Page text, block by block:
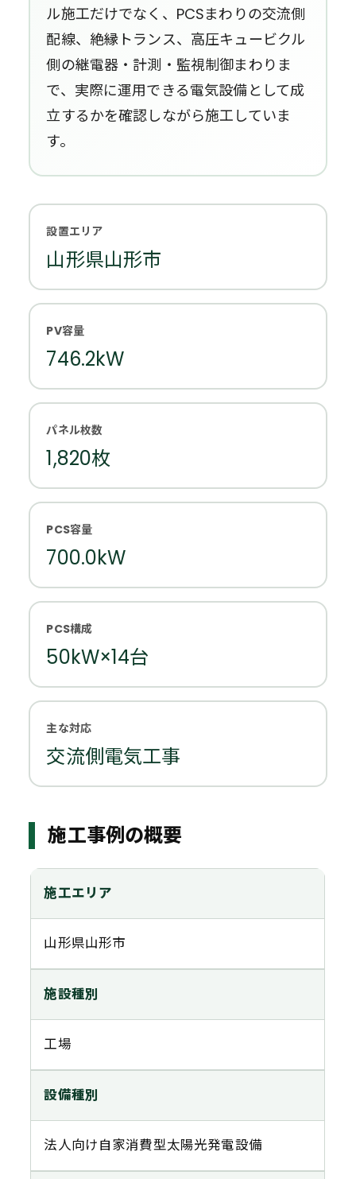
ル施工だけでなく、PCSまわりの交流側
配線、絶縁トランス、高圧キュービクル
側の継電器・計測・監視制御まわりま
で、実際に運用できる電気設備として成
立するかを確認しながら施工していま
す。
設置エリア
山形県山形市
PV容量
746.2kW
パネル枚数
1,820枚
PCS容量
700.0kW
PCS構成
50kW×14台
主な対応
交流側電気工事
施工事例の概要
施工エリア
山形県山形市
施設種別
工場
設備種別
法人向け自家消費型太陽光発電設備